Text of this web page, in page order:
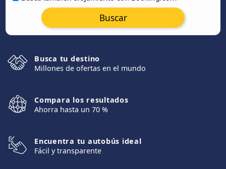
Buscar
Busca tu destino
Millones de ofertas en el mundo
Compara los resultados
Ahorra hasta un 70 %
Encuentra tu autobús ideal
Fácil y transparente